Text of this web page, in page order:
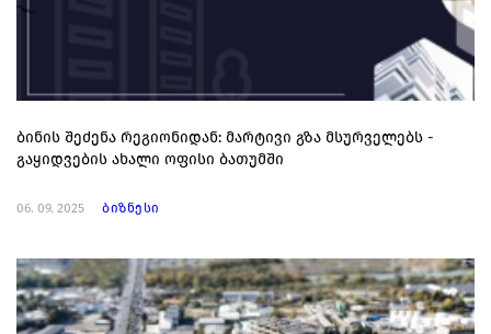
ბინის შეძენა რეგიონიდან: მარტივი გზა მსურველებს -
გაყიდვების ახალი ოფისი ბათუმში
06. 09. 2025 ბიზნესი